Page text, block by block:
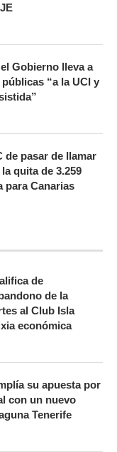
Gobierno lleva a
“a la UCI y
de pasar de llamar
quita de 3.259
para Canarias
de
de la
al Club Isla
económica
su apuesta por
con un nuevo
Tenerife